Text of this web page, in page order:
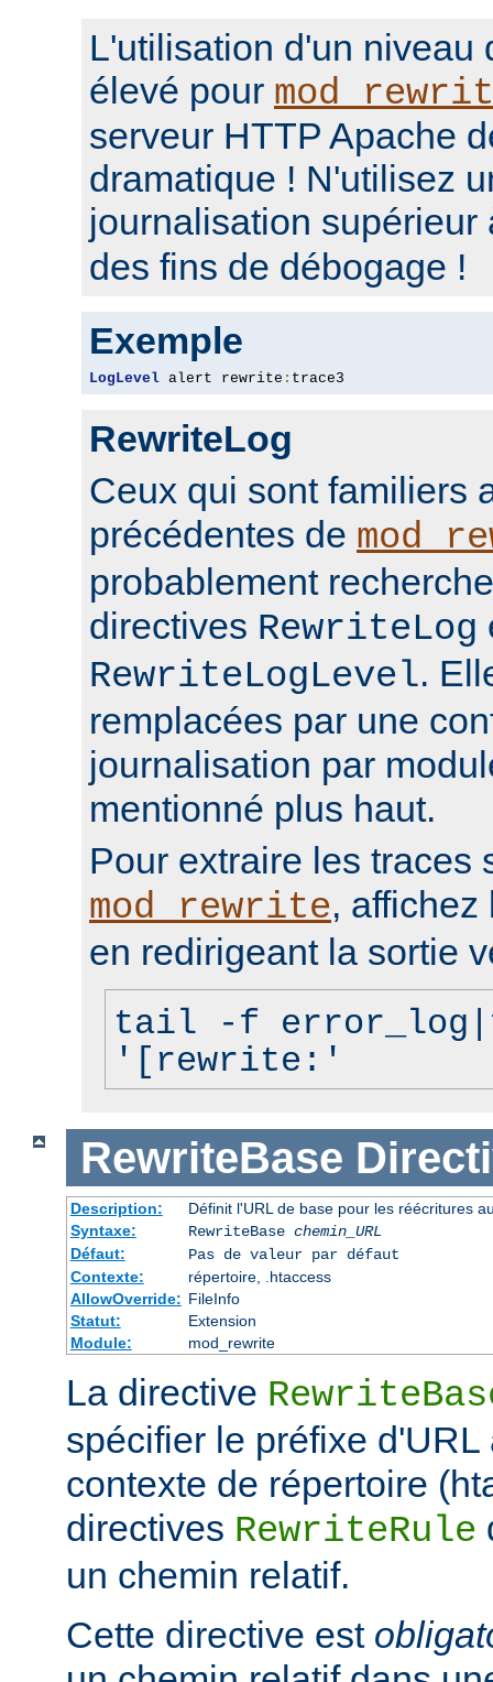
L'utilisation d'un niveau
élevé pour
serveur HTTP Apache
dramatique ! N'utilisez
journalisation
des fins de débogage !
Exemple
LogLevel alert rewrite : trace3
RewriteLog
Ceux qui sont familiers
précédentes de
probablement
directives RewriteLog
RewriteLogLevel.
remplacées par une
journalisation par
mentionné plus haut.
Pour extraire les traces
mod_rewrite,
en redirigeant la sortie
tail -f
'[rewrite:'
RewriteBase
Description:
Définit l'URL de base pour les réécritures
Syntaxe:
RewriteBase chemin_URL
Défaut:
Pas de valeur par défaut
Contexte:
répertoire, .htaccess
AllowOverride: FileInfo
Statut:
Extension
Module:
mod_rewrite
La directive
spécifier le préfixe
contexte de répertoire
directives RewriteRule
un chemin relatif.
Cette directive est